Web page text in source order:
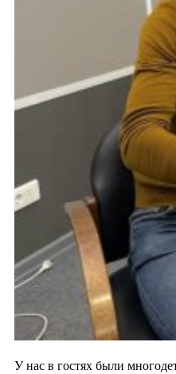
У нас в гостях были